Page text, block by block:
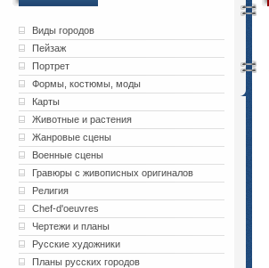
Виды городов
Пейзаж
Портрет
Формы, костюмы, моды
Карты
Животные и растения
Жанровые сцены
Военные сцены
Гравюры с живописных оригиналов
Религия
Chef-d'oeuvres
Чертежи и планы
Русские художники
Планы русских городов